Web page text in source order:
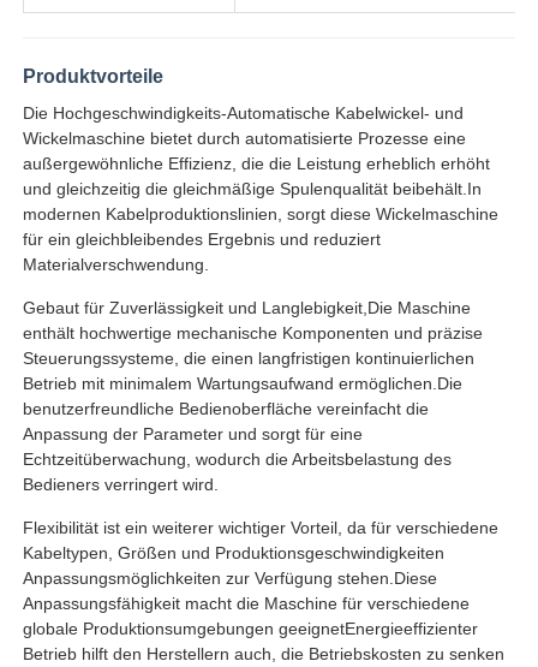
Draht, der Maschine legt
Rückspulmaschine
Strecke weg von der Maschine
Kabelverpackungsmaschine
Kabelwicklermaschine
mit einer Leistung von mehr als 100 W
Produktvorteile
Die Hochgeschwindigkeits-Automatische Kabelwickel- und
Wickelmaschine bietet durch automatisierte Prozesse eine
außergewöhnliche Effizienz, die die Leistung erheblich erhöht
und gleichzeitig die gleichmäßige Spulenqualität beibehält.In
modernen Kabelproduktionslinien, sorgt diese Wickelmaschine
für ein gleichbleibendes Ergebnis und reduziert
Materialverschwendung.
Gebaut für Zuverlässigkeit und Langlebigkeit,Die Maschine
enthält hochwertige mechanische Komponenten und präzise
Steuerungssysteme, die einen langfristigen kontinuierlichen
Betrieb mit minimalem Wartungsaufwand ermöglichen.Die
benutzerfreundliche Bedienoberfläche vereinfacht die
Anpassung der Parameter und sorgt für eine
Echtzeitüberwachung, wodurch die Arbeitsbelastung des
Bedieners verringert wird.
Flexibilität ist ein weiterer wichtiger Vorteil, da für verschiedene
Kabeltypen, Größen und Produktionsgeschwindigkeiten
Anpassungsmöglichkeiten zur Verfügung stehen.Diese
Anpassungsfähigkeit macht die Maschine für verschiedene
globale Produktionsumgebungen geeignetEnergieeffizienter
Betrieb hilft den Herstellern auch, die Betriebskosten zu senken